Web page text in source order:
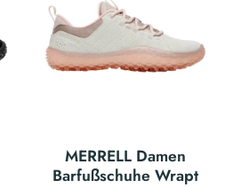
MERRELL Damen
Barfußschuhe Wrapt